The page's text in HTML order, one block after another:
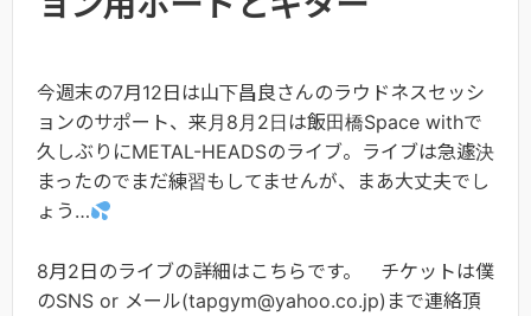
今週末の7月12日は山下昌良さんのラウドネスセッシ
ョンのサポート、来月8月2日は飯田橋Space withで
久しぶりにMETAL-HEADSのライブ。ライブは急遽決
まったのでまだ練習もしてませんが、まあ大丈夫でし
ょう…
8月2日のライブの詳細はこちらです。 チケットは僕
のSNS or メール(tapgym@yahoo.co.jp)まで連絡頂